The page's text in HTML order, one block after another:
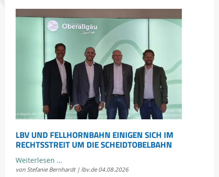
LBV UND FELLHORNBAHN EINIGEN SICH IM
RECHTSSTREIT UM DIE SCHEIDTOBELBAHN
Weiterlesen …
und
von Stefanie Bernhardt | lbv.de 04.08.2026